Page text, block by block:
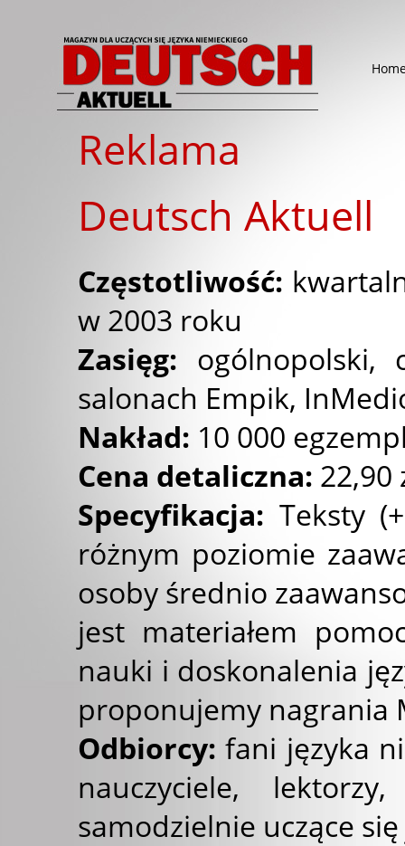
Reklama
Deutsch Aktuell
Częstotliwość:
w 2003 roku
Zasięg: ogólnopolski,
salonach Empik,
Nakład: 10 000
Cena detaliczna: 22,90
Specyfikacja: Teksty
różnym poziomie
osoby średnio
jest materiałem
nauki i doskonalenia
proponujemy nagrania
Odbiorcy: fani języka
nauczyciele,
samodzielnie uczące